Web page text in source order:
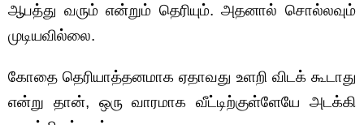
ஆபத்து வரும் என்றும் தெரியும். அதனால் சொல்லவும்
முடியவில்லை.
கோதை தெரியாத்தனமாக ஏதாவது உளறி விடக் கூடாது
என்று தான், ஒரு வாரமாக வீட்டிற்குள்ளேயே அடக்கி